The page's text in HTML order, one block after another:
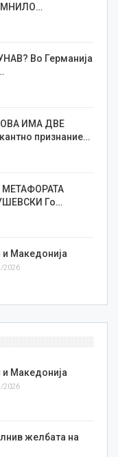
Во Германија
ИМА ДВЕ
признание…
Го…
Македонија
2026
Македонија
2026
желбата на